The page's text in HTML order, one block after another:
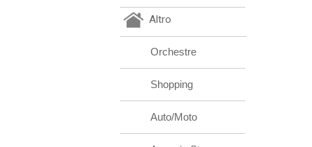
Altro
Orchestre
Shopping
Auto/Moto